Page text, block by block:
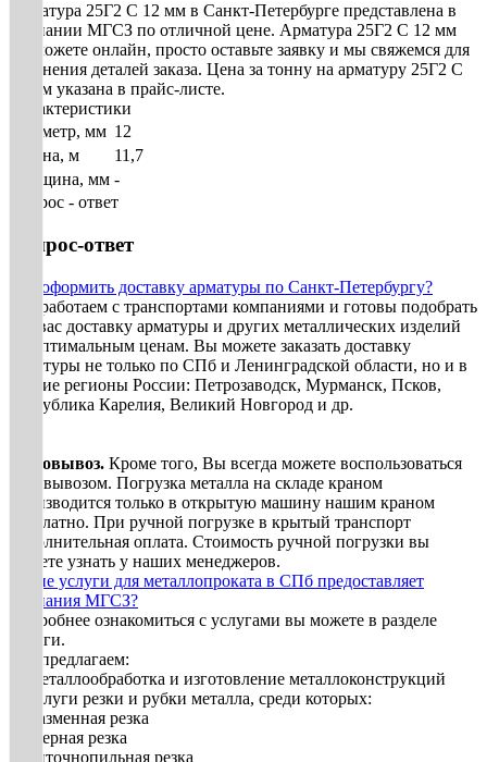
Арматура 25Г2 С 12 мм в Санкт-Петербурге представлена в
компании МГСЗ по отличной цене. Арматура 25Г2 С 12 мм
вы можете онлайн, просто оставьте заявку и мы свяжемся для
уточнения деталей заказа. Цена за тонну на арматуру 25Г2 С
12 мм указана в прайс-листе.
Характеристики
Диаметр, мм 12
Длина, м
11,7
Толщина, мм -
Вопрос - ответ
Вопрос-ответ
Как оформить доставку арматуры по Санкт-Петербургу?
Мы работаем с транспортами компаниями и готовы подобрать
для вас доставку арматуры и других металлических изделий
по оптимальным ценам. Вы можете заказать доставку
арматуры не только по СПб и Ленинградской области, но и в
другие регионы России: Петрозаводск, Мурманск, Псков,
республика Карелия, Великий Новгород и др.
Самовывоз. Кроме того, Вы всегда можете воспользоваться
самовывозом. Погрузка металла на складе краном
производится только в открытую машину нашим краном
бесплатно. При ручной погрузке в крытый транспорт
дополнительная оплата. Стоимость ручной погрузки вы
можете узнать у наших менеджеров.
Какие услуги для металлопроката в СПб предоставляет
компания МГСЗ?
Подробнее ознакомиться с услугами вы можете в разделе
Услуги.
Мы предлагаем:
1. Металлообработка и изготовление металлоконструкций
2. Услуги резки и рубки металла, среди которых:
• плазменная резка
• лазерная резка
• ленточнопильная резка